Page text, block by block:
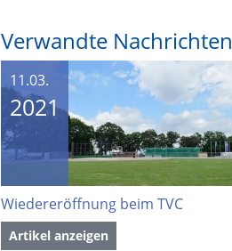
Verwandte Nachrichten
11.03.
2021
Wiedereröffnung beim TVC
Artikel anzeigen